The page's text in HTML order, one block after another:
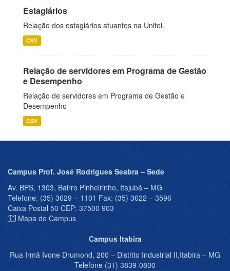
Estagiários
Relação dos estagiários atuantes na Unifei.
CSV
Relação de servidores em Programa de Gestão
e Desempenho
Relação de servidores em Programa de Gestão e
Desempenho
CSV
Campus Prof. José Rodrigues Seabra – Sede
Av. BPS, 1303, Bairro Pinheirinho, Itajubá – MG
Telefone: (35) 3629 – 1101 Fax: (35) 3622 – 3596
Caixa Postal 50 CEP: 37500 903
Mapa do Campus
Campus Itabira
Rua Irmã Ivone Drumond, 200 – Distrito Industrial II,Itabira – MG
Telefone (31) 3839-0800